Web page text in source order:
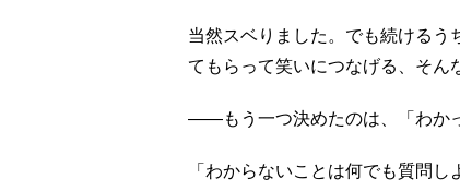
当然スベりました。でも続けるう
てもらって笑いにつなげる、そん
――もう一つ決めたのは、「わか
「わからないことは何でも質問